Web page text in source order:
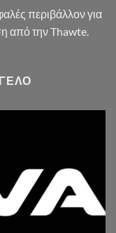
περιβάλλον για
από την Thawte.